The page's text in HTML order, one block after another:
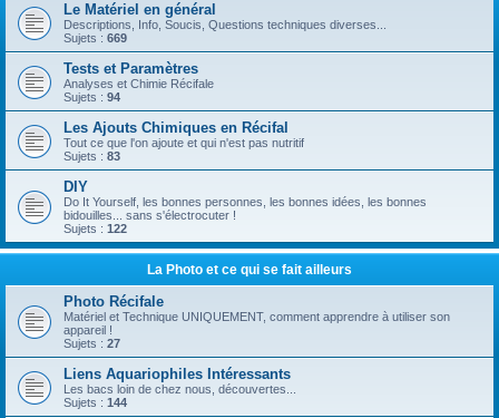
Le Matériel en général
Descriptions, Info, Soucis, Questions techniques diverses...
Sujets : 669
Tests et Paramètres
Analyses et Chimie Récifale
Sujets : 94
Les Ajouts Chimiques en Récifal
Tout ce que l'on ajoute et qui n'est pas nutritif
Sujets : 83
DIY
Do It Yourself, les bonnes personnes, les bonnes idées, les bonnes
bidouilles... sans s'électrocuter !
Sujets : 122
La Photo et ce qui se fait ailleurs
Photo Récifale
Matériel et Technique UNIQUEMENT, comment apprendre à utiliser son
appareil !
Sujets : 27
Liens Aquariophiles Intéressants
Les bacs loin de chez nous, découvertes...
Sujets : 144